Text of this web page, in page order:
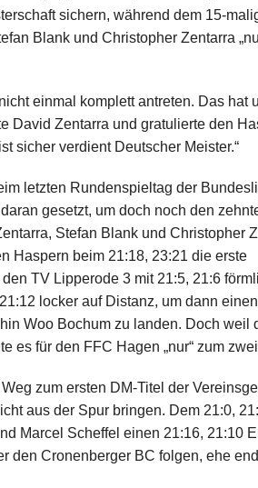
sichern, während dem 15-
Blank und Christopher Zentarra
einmal komplett antreten. Das hat
David Zentarra und gratulierte den
sicher verdient Deutscher Meister.“
letzten Rundenspieltag der
gesetzt, um doch noch den
Stefan Blank und Christopher
Haspern beim 21:18, 23:21 die erste
TV Lipperode 3 mit 21:5, 21:6
locker auf Distanz, um dann einen
Woo Bochum zu landen. Doch weil
es für den FFC Hagen „nur“ zum
zum ersten DM-Titel der
aus der Spur bringen. Dem 21:0,
Marcel Scheffel einen 21:16, 21:10
den Cronenberger BC folgen, ehe